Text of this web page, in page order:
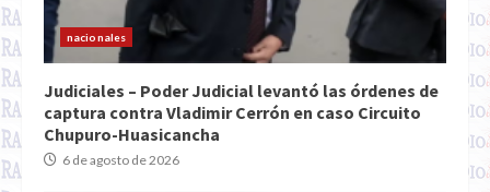
nacionales
Judiciales – Poder Judicial levantó las órdenes de
captura contra Vladimir Cerrón en caso Circuito
Chupuro-Huasicancha
6 de agosto de 2026